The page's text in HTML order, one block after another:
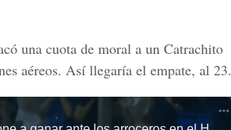
una cuota de moral a un Catrachito
aéreos. Así llegaría el empate, al 23.